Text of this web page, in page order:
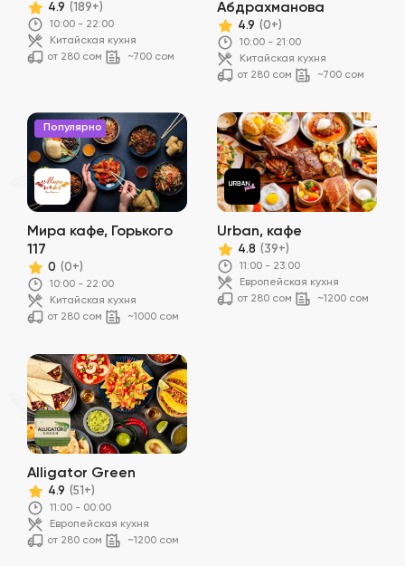
4.9 (189+)
10:00 - 22:00
Китайская кухня
от 280 сом
~700 сом
Абдрахманова
4.9 (0+)
10:00 - 21:00
Китайская кухня
от 280 сом
~700 сом
Популярно
Мира кафе, Горького
117
0 (0+)
10:00 - 22:00
Китайская кухня
от 280 сом
~1000 сом
Urban, кафе
4.8 (39+)
11:00 - 23:00
Европейская кухня
от 280 сом
~1200 сом
Alligator Green
4.9 (51+)
11:00 - 00:00
Европейская кухня
от 280 сом
~1200 сом